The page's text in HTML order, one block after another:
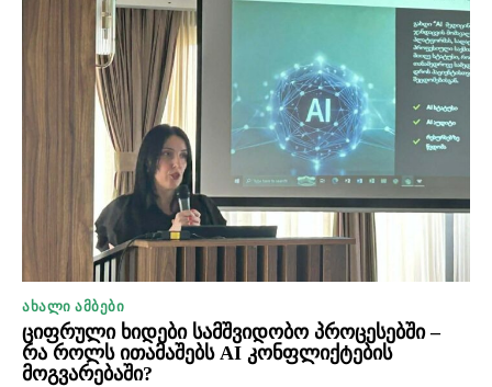
ᲐᲮᲐᲚᲘ ᲐᲛᲑᲔᲑᲘ
ციფრული ხიდები სამშვიდობო პროცესებში –
რა როლს ითამაშებს AI კონფლიქტების
მოგვარებაში?